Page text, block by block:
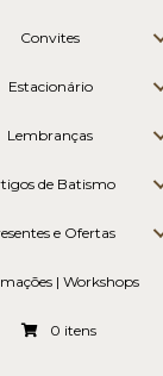
Convites
Estacionário
Lembranças
de Batismo
e Ofertas
| Workshops
0 itens